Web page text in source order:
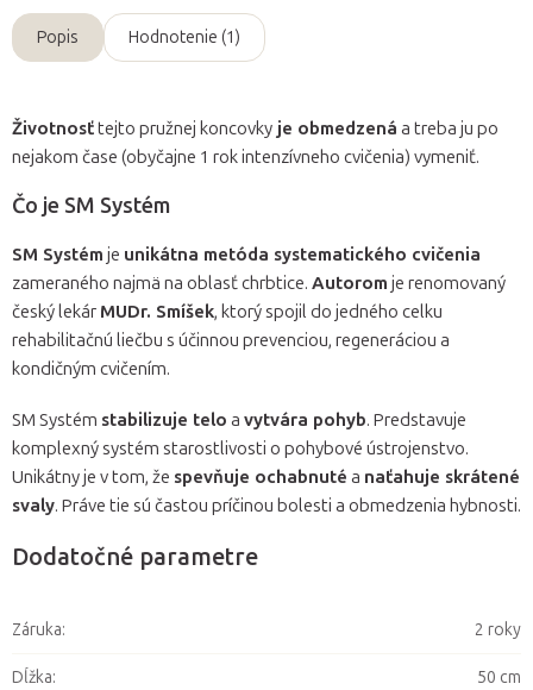
Popis Hodnotenie (1)
Životnosťtejto pružnej koncovky je obmedzená a treba ju po
nejakom čase (obyčajne 1 rok intenzívneho cvičenia) vymeniť.
Čo je SM Systém
SM Systém je unikátna metóda systematického cvičenia
zameraného najmä na oblasť chrbtice. Autorom je renomovaný
český lekár MUDr. Smíšek, ktorý spojil do jedného celku
rehabilitačnú liečbu s účinnou prevenciou, regeneráciou a
kondičným cvičením.
SM Systém stabilizuje telo a vytvára pohyb. Predstavuje
komplexný systém starostlivosti o pohybové ústrojenstvo.
Unikátny je v tom, že spevňuje ochabnuté a naťahuje skrátené
svaly. Práve tie sú častou príčinou bolesti a obmedzenia hybnosti.
Dodatočné parametre
Záruka: 2 roky
Dĺžka: 50 cm